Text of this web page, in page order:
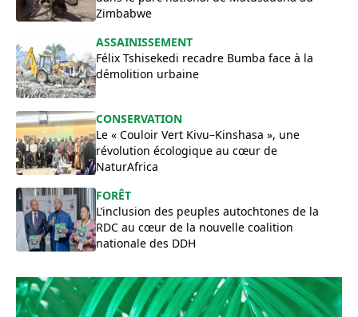
Zimbabwe
ASSAINISSEMENT
Félix Tshisekedi recadre Bumba face à la
démolition urbaine
CONSERVATION
Le « Couloir Vert Kivu–Kinshasa », une
révolution écologique au cœur de
NaturAfrica
FORÊT
L’inclusion des peuples autochtones de la
RDC au cœur de la nouvelle coalition
nationale des DDH